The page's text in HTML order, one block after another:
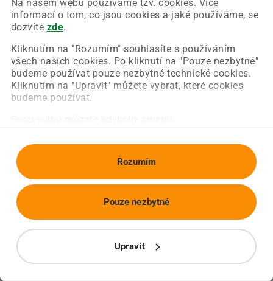
Na našem webu používáme tzv. cookies. Více
informací o tom, co jsou cookies a jaké používáme, se
dozvíte zde.
Kliknutím na "Rozumím" souhlasíte s používáním
všech našich cookies. Po kliknutí na "Pouze nezbytné"
budeme používat pouze nezbytné technické cookies.
Kliknutím na "Upravit" můžete vybrat, které cookies
budeme používat.
Rozumím
Upravit
Pouze nezbytné
Chyba nastala na naší straně a už ji opravujeme.
Zkuste prosím znovu načíst požadovanou stránku.
Obnovit stránku Úvodní strana